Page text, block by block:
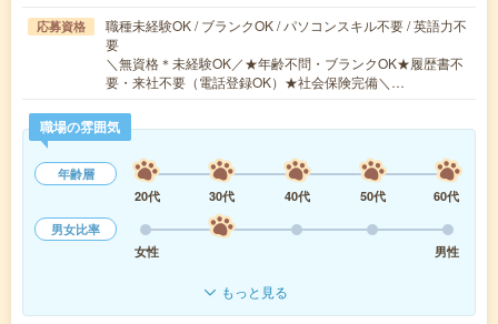
応募資格
職種未経験OK / ブランクOK / パソコンスキル不要 / 英語力不
要
＼無資格＊未経験OK／★年齢不問・ブランクOK★履歴書不
要・来社不要（電話登録OK）★社会保険完備＼…
職場の雰囲気
年齢層
20代
30代 40代 50代
60代
男女比率
女性
男性
もっと見る